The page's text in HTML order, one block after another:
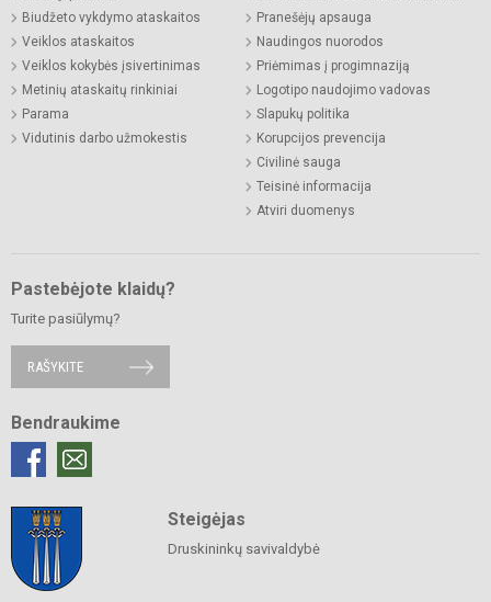
Biudžeto vykdymo ataskaitos
Veiklos ataskaitos
Veiklos kokybės įsivertinimas
Metinių ataskaitų rinkiniai
Parama
Vidutinis darbo užmokestis
Pranešėjų apsauga
Naudingos nuorodos
Priėmimas į progimnaziją
Logotipo naudojimo vadovas
Slapukų politika
Korupcijos prevencija
Civilinė sauga
Teisinė informacija
Atviri duomenys
Pastebėjote klaidų?
Turite pasiūlymų?
RAŠYKITE
Bendraukime
Steigėjas
Druskininkų savivaldybė